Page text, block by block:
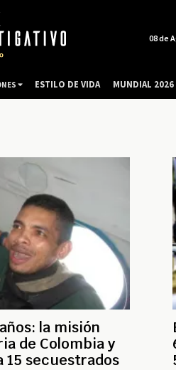
la misión
de Colombia y
15 secuestrados
08 de
ESTILO DE VIDA MUNDIAL 2026